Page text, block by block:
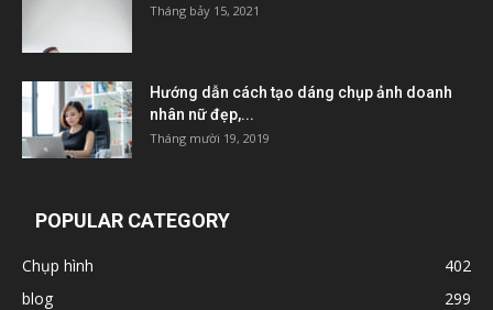
Tháng bảy 15, 2021
Hướng dẫn cách tạo dáng chụp ảnh doanh
nhân nữ đẹp,...
Tháng mười 19, 2019
POPULAR CATEGORY
Chụp hình
402
blog
299